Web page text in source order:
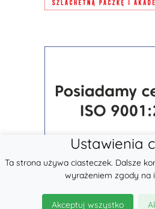
Ustawienia
Ta strona używa ciasteczek. Dalsze
wyrażeniem zgody na
Akceptuj wszystko